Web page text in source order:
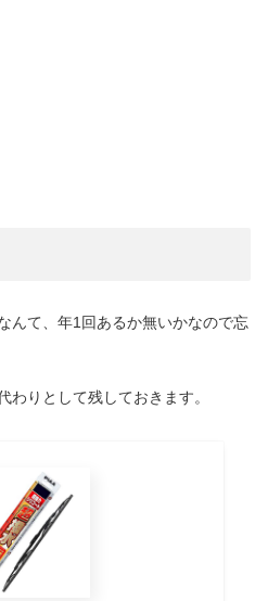
んて、年1回あるか無いかなので忘
わりとして残しておきます。